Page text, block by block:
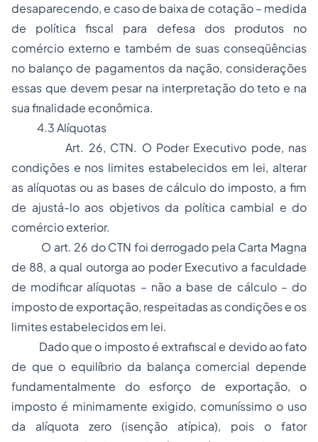
desaparecendo, e caso de baixa de cotação – medida
de política fiscal para defesa dos produtos no
comércio externo e também de suas conseqüências
no balanço de pagamentos da nação, considerações
essas que devem pesar na interpretação do teto e na
sua finalidade econômica.
4.3 Alíquotas
Art. 26, CTN. O Poder Executivo pode, nas
condições e nos limites estabelecidos em lei, alterar
as alíquotas ou as bases de cálculo do imposto, a fim
de ajustá-lo aos objetivos da política cambial e do
comércio exterior.
O art. 26 do CTN foi derrogado pela Carta Magna
de 88, a qual outorga ao poder Executivo a faculdade
de modificar alíquotas – não a base de cálculo – do
imposto de exportação, respeitadas as condições e os
limites estabelecidos em lei.
Dado que o imposto é extrafiscal e devido ao fato
de que o equilíbrio da balança comercial depende
fundamentalmente do esforço de exportação, o
imposto é minimamente exigido, comuníssimo o uso
da alíquota zero (isenção atípica), pois o fator